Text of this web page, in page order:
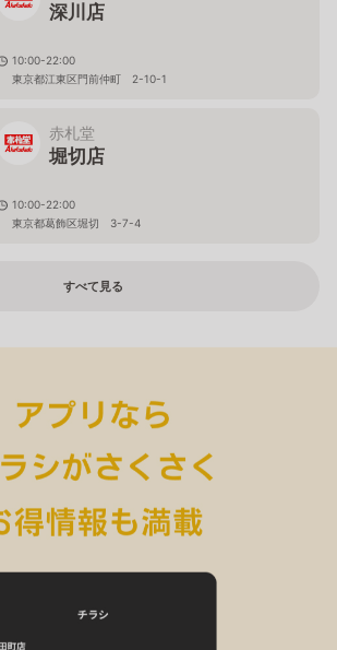
深川店
10:00-22:00
東京都江東区門前仲町 2-10-1
赤札堂
堀切店
10:00-22:00
東京都葛飾区堀切 3-7-4
すべて見る